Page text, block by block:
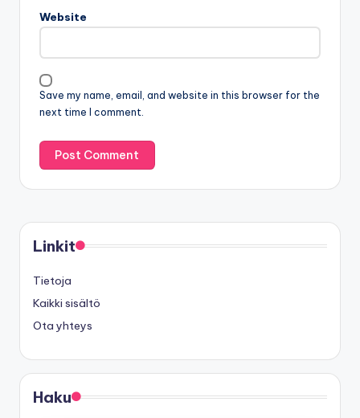
Website
Save my name, email, and website in this browser for the
next time I comment.
Linkit
Tietoja
Kaikki sisältö
Ota yhteys
Haku